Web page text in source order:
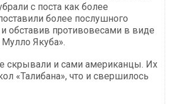
с поста как более
более послушного
обставив противовесами в виде
Якуба».
скрывали и сами американцы. Их
«Талибана», что и свершилось